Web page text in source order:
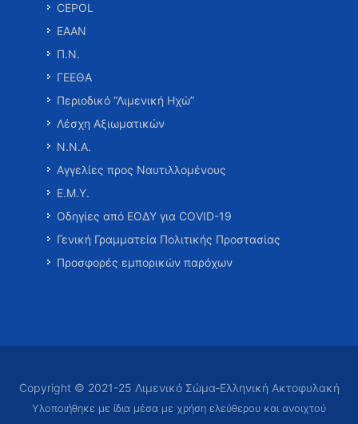
CEPOL
ΕΑΑΝ
Π.Ν.
ΓΕΕΘΑ
Περιοδικό “Λιμενική Ηχώ”
Λέσχη Αξιωματικών
Ν.Ν.Α.
Αγγελίες προς Ναυτιλλομένους
Ε.Μ.Υ.
Οδηγίες από ΕΟΔΥ για COVID-19
Γενική Γραμματεία Πολιτικής Προστασίας
Προσφορές εμπορικών παρόχων
Copyright © 2021-25 Λιμενικό Σώμα-Ελληνική Ακτοφυλακή
Υλοποιήθηκε με ίδια μέσα με χρήση ελεύθερου και ανοιχτού